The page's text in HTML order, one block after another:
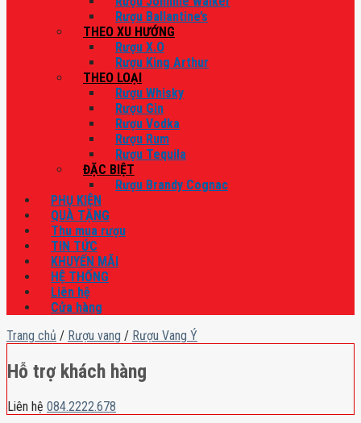
Rượu Ballantine’s
THEO XU HƯỚNG
Rượu X.O
Rượu King Arthur
THEO LOẠI
Rượu Whisky
Rượu Gin
Rượu Vodka
Rượu Rum
Rượu Tequila
ĐẶC BIỆT
Rượu Brandy Cognac
PHỤ KIỆN
QUÀ TẶNG
Thu mua rượu
TIN TỨC
KHUYẾN MÃI
HỆ THỐNG
Liên hệ
Cửa hàng
Trang chủ / Rượu vang / Rượu Vang Ý
Hỗ trợ khách hàng
Liên hệ 084.2222.678